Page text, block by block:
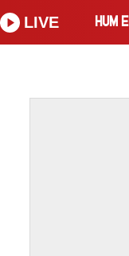
HUM
LIVE